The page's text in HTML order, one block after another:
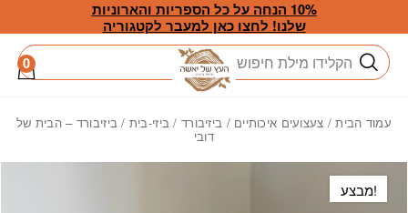
Skip to Content
10% הנחה על כל הספריות והארוניות
שלנו! לחצו כאן למעבר לקטגוריה
חיפוש 0
עמוד הבית/ צעצועים איכותיים / ביזיבורד/ ביזי-בית / ביזיבורד – הבית של
דובי
מבצע!